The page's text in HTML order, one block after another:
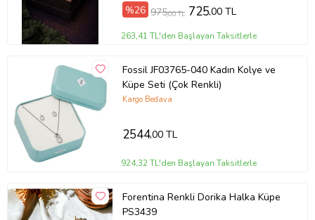
%26 975,00 TL 725,00 TL
263,41 TL'den Başlayan Taksitlerle
Fossil JF03765-040 Kadın Kolye ve
Küpe Seti (Çok Renkli)
Kargo Bedava
2544,00 TL
924,32 TL'den Başlayan Taksitlerle
Forentina Renkli Dorika Halka Küpe
PS3439